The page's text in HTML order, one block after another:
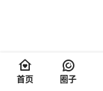
首页 圈子